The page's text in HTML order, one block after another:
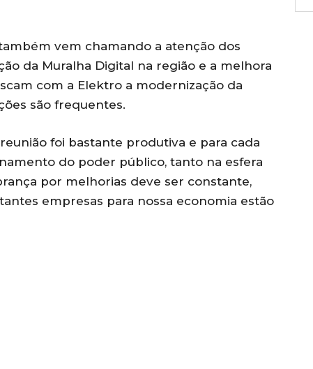
vem chamando a atenção dos
da Muralha Digital na região e a melhora
com a Elektro a modernização da
são frequentes.
foi bastante produtiva e para cada
do poder público, tanto na esfera
por melhorias deve ser constante,
empresas para nossa economia estão